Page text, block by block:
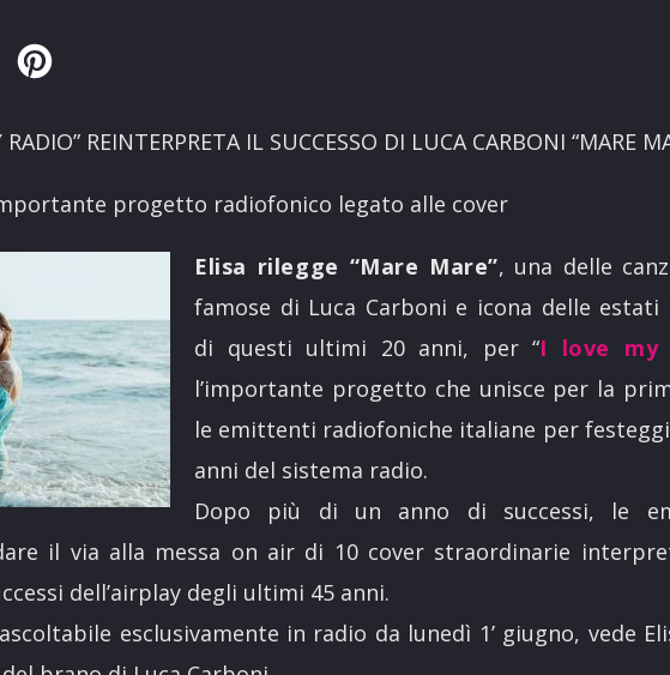
Twitter
RADIO” REINTERPRETA IL SUCCESSO DI LUCA CARBONI “MARE
progetto radiofonico legato alle cover
Elisa rilegge “Mare Mare”, una delle
famose di Luca Carboni e icona delle estati
di questi ultimi 20 anni, per “I love my
l’importante progetto che unisce per la
le emittenti radiofoniche italiane per
anni del sistema radio.
Dopo più di un anno di successi, le
il via alla messa on air di 10 cover straordinarie
dell’airplay degli ultimi 45 anni.
esclusivamente in radio da lunedì 1’ giugno, vede